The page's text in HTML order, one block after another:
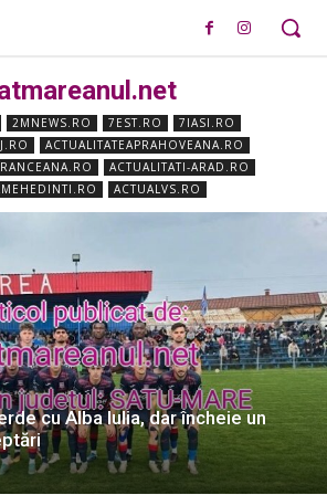
2MNEWS.RO 7EST.RO
7IASI.RO
ACTUALITATEAPRAHOVEANA.RO
ACTUALITATI-ARAD.RO
ACTUALVS.RO
cu Alba Iulia, dar încheie un